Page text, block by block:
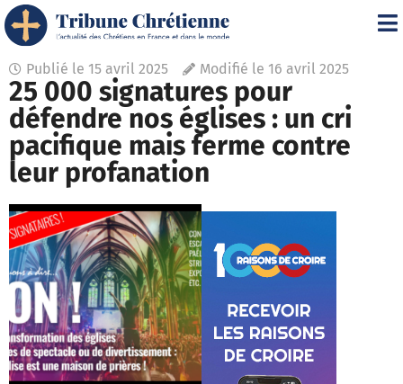
Publié le 15 avril 2025 Modifié le 16 avril 2025
25 000 signatures pour
défendre nos églises : un cri
pacifique mais ferme contre
leur profanation